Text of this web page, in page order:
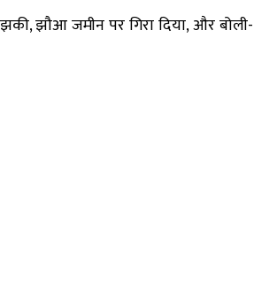
झौआ जमीन पर गिरा दिया, और बोली-